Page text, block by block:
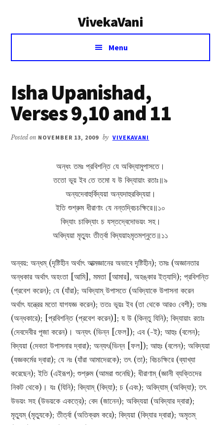
VivekaVani
Voice
Vivekananda
Menu
Isha Upanishad,
Verses 9,10 and 11
Posted on NOVEMBER 13, 2009 by VIVEKAVANI
অন্ধং তমঃ প্রবিশন্তি যে অবিদ্যামুপাসতে।
ততো ভূয় ইব তে তমো য উ বিদ্যায়াং রতাঃ॥৯
অন্যদেবাহুর্বিদ্যয়া অন্যদাহুরবিদ্যয়া।
ইতি শুশ্রুম ধীরাণাং যে নন্তদ্বিচচক্ষিরে॥১০
বিদ্যাং চাবিদ্যাং চ যস্তদ্বেদোভয়ং সহ।
অবিদ্যয়া মৃত্যুং তীর্ত্বা বিদ্যয়াঽমৃতমশ্নুতে॥১১
অন্বয়: অন্ধম্ (দৃষ্টিহীন অর্থাৎ আত্মজ্ঞানের অভাবে দৃষ্টিহীন); তমঃ (অজ্ঞানতার
অন্ধকার অর্থাৎ অহংতা [আমি], মমতা [আমার], অহঙ্কার ইত্যাদি); প্রবিশন্তি
(প্রবেশ করেন); যে (যাঁরা); অবিদ্যাম্ উপাসতে (অবিদ্যাকে উপাসনা করেন
অর্থাৎ যন্ত্রের মতো যাগযজ্ঞ করেন); ততঃ ভূয়ঃ ইব (তা থেকে আরও বেশী); তমঃ
(অন্ধকারে); [প্রবিশন্তি (প্রবেশ করেন)]; য উ (কিন্তু যিনি); বিদ্যায়াং রতাঃ
(দেবদেবীর পূজা করেন)। অন্যৎ (ভিন্ন [ফেল]); এব (-ই); আহুঃ (বলেন);
বিদ্যয়া (দেবতা উপাসনার দ্বারা); অন্যৎ(ভিন্ন [ফল]); আহুঃ (বলেন); অবিদ্যয়া
(যজ্ঞকর্মের দ্বারা); যে নঃ (যাঁরা আমাদেরকে); তৎ (তা); বিচচক্ষিরে (ব্যাখ্যা
করেছেন); ইতি (এইরূপ); শুশ্রুম (আমরা শুনেছি); ধীরাণাম্ (জ্ঞানী ব্যক্তিদের
নিকট থেকে)। যঃ (যিনি); বিদ্যাম্ (বিদ্যা); চ (এবং); অবিদ্যাম্ (অবিদ্যা); তৎ
উভয়ং সহ (উভয়কে একত্রে); বেদ (জানেন); অবিদ্যয়া (অবিদ্যার দ্বারা);
মৃত্যুম্ (মৃত্যুকে); তীর্ত্বা (অতিক্রম করে); বিদ্যয়া (বিদ্যার দ্বারা); অমৃতম্